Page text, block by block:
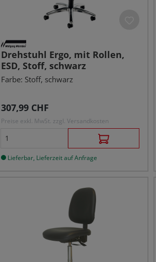
Drehstuhl Ergo, mit Rollen,
ESD, Stoff, schwarz
Farbe: Stoff, schwarz
Regulärer Preis:
307,99 CHF
Preise exkl. MwSt. zzgl. Versandkosten
Lieferbar, Lieferzeit auf Anfrage